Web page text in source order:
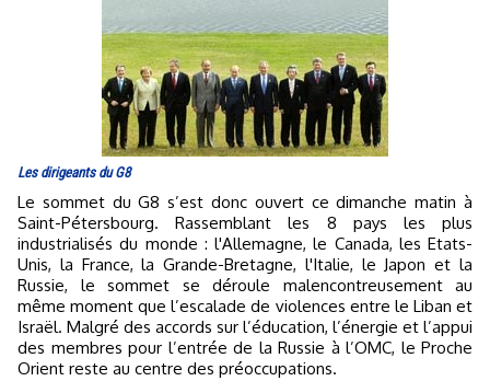
Les dirigeants du G8
Le sommet du G8 s’est donc ouvert ce dimanche matin à
Saint-Pétersbourg. Rassemblant les 8 pays les plus
industrialisés du monde : l'Allemagne, le Canada, les Etats-
Unis, la France, la Grande-Bretagne, l'Italie, le Japon et la
Russie, le sommet se déroule malencontreusement au
même moment que l’escalade de violences entre le Liban et
Israël. Malgré des accords sur l’éducation, l’énergie et l’appui
des membres pour l’entrée de la Russie à l’OMC, le Proche
Orient reste au centre des préoccupations.